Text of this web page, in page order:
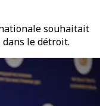
souhaitait
le détroit.